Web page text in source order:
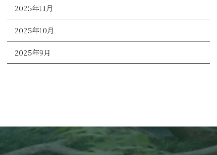
2025年11月
2025年10月
2025年9月